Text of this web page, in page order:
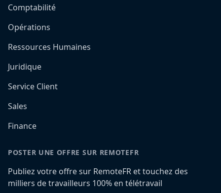
Comptabilité
Opérations
Ressources Humaines
Juridique
Service Client
Sales
Finance
POSTER UNE OFFRE SUR REMOTEFR
Publiez votre offre sur RemoteFR et touchez des
milliers de travailleurs 100% en télétravail